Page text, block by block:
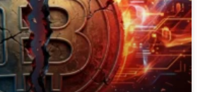
vracia na krypto trh: Tieto dáta
80 000 $